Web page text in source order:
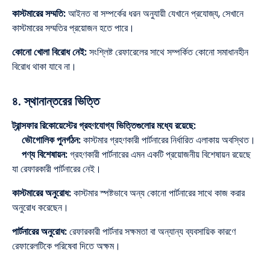
কাস্টমারের সম্মতি:আইনত বা সম্পর্কের ধরন অনুযায়ী যেখানে প্রযোজ্য, সেখানে
কাস্টমারের সম্মতির প্রয়োজন হতে পারে।
কোনো খোলা বিরোধ নেই:সংশ্লিষ্ট রেফারেলের সাথে সম্পর্কিত কোনো সমাধানহীন
বিরোধ থাকা যাবে না।
৪. স্থানান্তরের ভিত্তি
ট্রান্সফার রিকোয়েস্টের গ্রহণযোগ্য ভিত্তিগুলোর মধ্যে রয়েছে:
ভৌগোলিক পুনর্গঠন:কাস্টমার গ্রহণকারী পার্টনারের নির্ধারিত এলাকায় অবস্থিত।
পণ্য বিশেষায়ন:গ্রহণকারী পার্টনারের এমন একটি প্রয়োজনীয় বিশেষায়ন রয়েছে
যা রেফারকারী পার্টনারের নেই।
কাস্টমারের অনুরোধ:কাস্টমার স্পষ্টভাবে অন্য কোনো পার্টনারের সাথে কাজ করার
অনুরোধ করেছেন।
পার্টনারের অনুরোধ:রেফারকারী পার্টনার সক্ষমতা বা অন্যান্য ব্যবসায়িক কারণে
রেফারেলটিকে পরিষেবা দিতে অক্ষম।